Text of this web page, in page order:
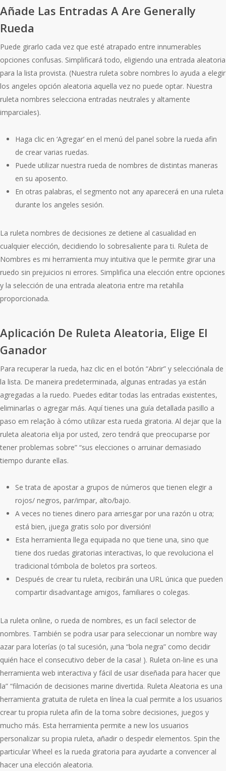
Añade Las Entradas A Are Generally
Rueda
Puede girarlo cada vez que esté atrapado entre innumerables
opciones confusas. Simplificará todo, eligiendo una entrada aleatoria
para la lista provista. (Nuestra ruleta sobre nombres lo ayuda a elegir
los angeles opción aleatoria aquella vez no puede optar. Nuestra
ruleta nombres selecciona entradas neutrales y altamente
imparciales).
Haga clic en ‘Agregar’ en el menú del panel sobre la rueda afin
de crear varias ruedas.
Puede utilizar nuestra rueda de nombres de distintas maneras
en su aposento.
En otras palabras, el segmento not any aparecerá en una ruleta
durante los angeles sesión.
La ruleta nombres de decisiones ze detiene al casualidad en
cualquier elección, decidiendo lo sobresaliente para ti. Ruleta de
Nombres es mi herramienta muy intuitiva que le permite girar una
ruedo sin prejuicios ni errores. Simplifica una elección entre opciones
y la selección de una entrada aleatoria entre ma retahíla
proporcionada.
Aplicación De Ruleta Aleatoria, Elige El
Ganador
Para recuperar la rueda, haz clic en el botón “Abrir” y selecciónala de
la lista. De maneira predeterminada, algunas entradas ya están
agregadas a la ruedo. Puedes editar todas las entradas existentes,
eliminarlas o agregar más. Aquí tienes una guía detallada pasillo a
paso em relação à cómo utilizar esta rueda giratoria. Al dejar que la
ruleta aleatoria elija por usted, zero tendrá que preocuparse por
tener problemas sobre” “sus elecciones o arruinar demasiado
tiempo durante ellas.
Se trata de apostar a grupos de números que tienen elegir a
rojos/ negros, par/impar, alto/bajo.
A veces no tienes dinero para arriesgar por una razón u otra;
está bien, ¡juega gratis solo por diversión!
Esta herramienta llega equipada no que tiene una, sino que
tiene dos ruedas giratorias interactivas, lo que revoluciona el
tradicional tómbola de boletos pra sorteos.
Después de crear tu ruleta, recibirán una URL única que pueden
compartir disadvantage amigos, familiares o colegas.
La ruleta online, o rueda de nombres, es un facil selector de
nombres. También se podra usar para seleccionar un nombre way
azar para loterías (o tal sucesión, ¡una “bola negra” como decidir
quién hace el consecutivo deber de la casa! ). Ruleta on-line es una
herramienta web interactiva y fácil de usar diseñada para hacer que
la” “filmación de decisiones marine divertida. Ruleta Aleatoria es una
herramienta gratuita de ruleta en línea la cual permite a los usuarios
crear tu propia ruleta afin de la toma sobre decisiones, juegos y
mucho más. Esta herramienta permite a new los usuarios
personalizar su propia ruleta, añadir o despedir elementos. Spin the
particular Wheel es la rueda giratoria para ayudarte a convencer al
hacer una elección aleatoria.